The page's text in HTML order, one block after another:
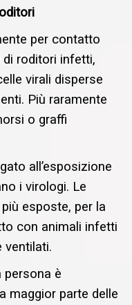
per contatto
roditori infetti,
virali disperse
Più raramente
o graffi
all’esposizione
i virologi. Le
esposte, per la
con animali infetti
ventilati.
persona è
maggior parte delle